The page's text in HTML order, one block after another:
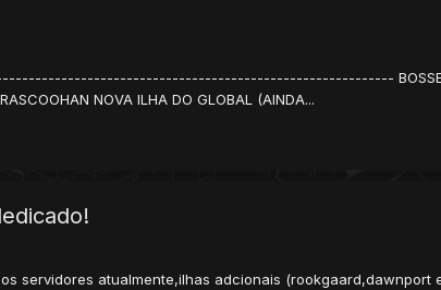
BOSSES
NOVA ILHA DO GLOBAL (AINDA...
servidores atualmente,ilhas adcionais